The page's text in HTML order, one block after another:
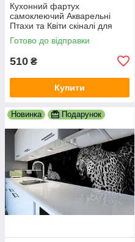
Кухонний фартух
самоклеючий Акварельні
Птахи та Квіти скіналі для
кухні наклейка ПВХ бежевий
600х2000 мм
Готово до відправки
510 ₴
Купити
Новинка Подарунок